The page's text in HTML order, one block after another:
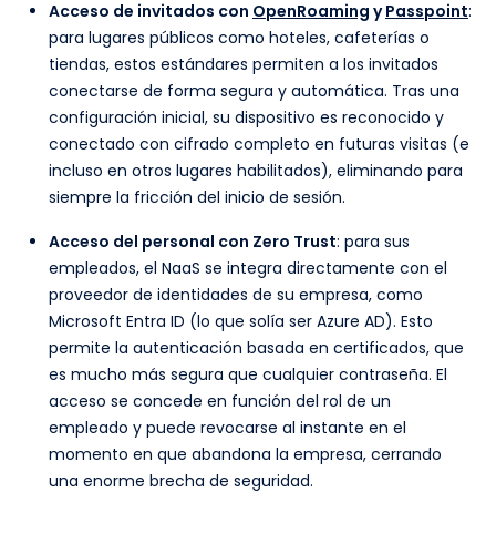
Acceso de invitados con OpenRoaming yPasspoint:
para lugares públicos como hoteles, cafeterías o
tiendas, estos estándares permiten a los invitados
conectarse de forma segura y automática. Tras una
configuración inicial, su dispositivo es reconocido y
conectado con cifrado completo en futuras visitas (e
incluso en otros lugares habilitados), eliminando para
siempre la fricción del inicio de sesión.
Acceso del personal con Zero Trust: para sus
empleados, el NaaS se integra directamente con el
proveedor de identidades de su empresa, como
Microsoft Entra ID (lo que solía ser Azure AD). Esto
permite la autenticación basada en certificados, que
es mucho más segura que cualquier contraseña. El
acceso se concede en función del rol de un
empleado y puede revocarse al instante en el
momento en que abandona la empresa, cerrando
una enorme brecha de seguridad.